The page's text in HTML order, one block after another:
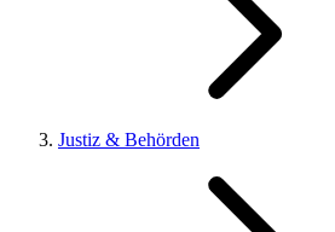
Justiz & Behörden